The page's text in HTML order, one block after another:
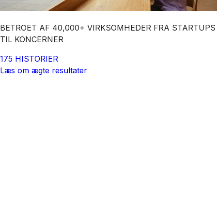
BETROET AF 40,000+ VIRKSOMHEDER FRA STARTUPS
TIL KONCERNER
175 HISTORIER
Læs om ægte resultater